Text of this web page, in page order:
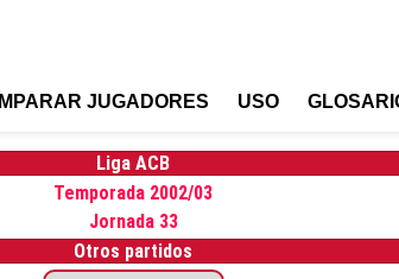
JUGADORES USO
Liga ACB
Temporada 2002/03
Jornada 33
Otros partidos